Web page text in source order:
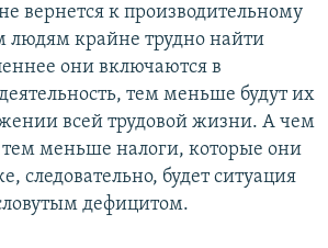
вернется к производительному
людям крайне трудно найти
они включаются в
тем меньше будут их
всей трудовой жизни. А чем
меньше налоги, которые они
следовательно, будет ситуация
дефицитом.